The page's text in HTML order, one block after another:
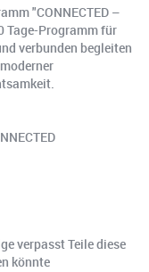
"CONNECTED –
Tage-Programm für
verbunden begleiten
verpasst Teile diese
könnte